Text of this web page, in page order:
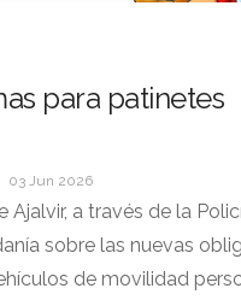
para patinetes
03 Jun 2026
Ajalvir, a través de la
sobre las nuevas
de movilidad